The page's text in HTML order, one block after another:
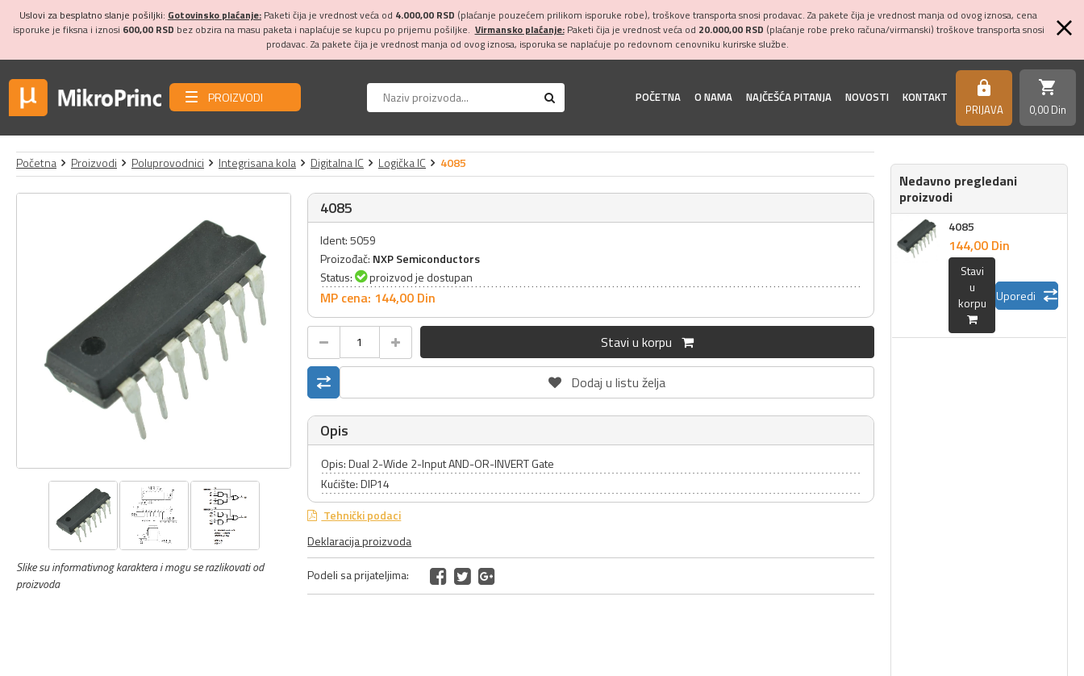
Uslovi za besplatno slanje pošiljki: Gotovinsko plaćanje: Paketi čija je vrednost veća od 4.000,00 RSD (plaćanje pouzećem prilikom isporuke robe), troškove transporta snosi prodavac. Za pakete čija je vrednost manja od ovog iznosa, cena
isporuke je fiksna i iznosi 600,00 RSD bez obzira na masu paketa i naplaćuje se kupcu po prijemu pošiljke. Virmansko plaćanje:Paketi čija je vrednost veća od 20.000,00 RSD (plaćanje robe preko računa/virmanski) troškove transporta snosi
prodavac. Za pakete čija je vrednost manja od ovog iznosa, isporuka se naplaćuje po redovnom cenovniku kurirske službe.
PROIZVODI POČETNA O NAMA NAJČEŠĆA PITANJA NOVOSTI KONTAKT https
PRIJAVA
shopping_cart
0,00 Din
Početna Proizvodi Poluprovodnici Integrisana kola Digitalna IC Logička IC 4085
Slike su informativnog karaktera i mogu se razlikovati od
proizvoda
4085
Ident: 5059
Proizođač: NXP Semiconductors
Status:
proizvod je dostupan
MP cena: 144,00 Din
Stavi u korpu
Dodaj u listu želja
Opis
Opis: Dual 2-Wide 2-Input AND-OR-INVERT Gate
Kućište: DIP14
Tehnički podaci
Deklaracija proizvoda
Podeli sa prijateljima:
Nedavno pregledani
proizvodi
4085
144,00 Din
Stavi
u
korpu
Uporedi